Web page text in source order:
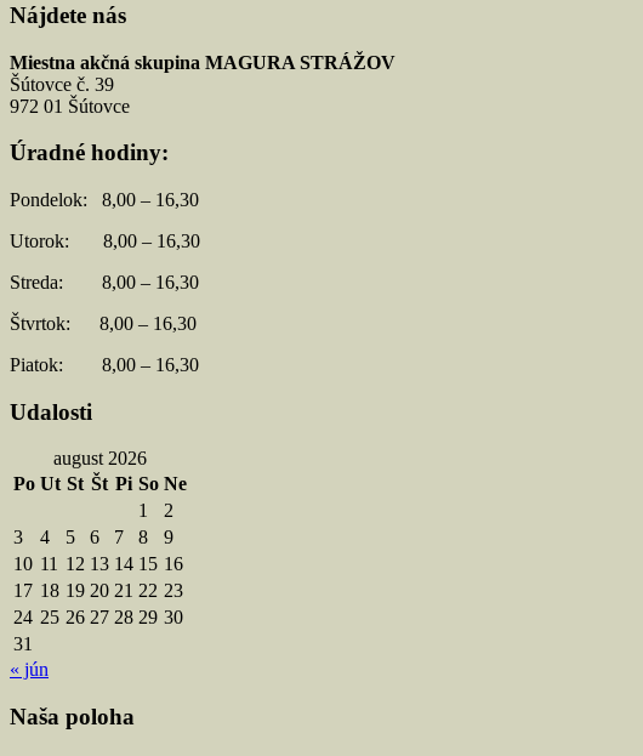
Nájdete nás
Miestna akčná skupina MAGURA STRÁŽOV
Šútovce č. 39
972 01 Šútovce
Úradné hodiny:
Pondelok: 8,00 – 16,30
Utorok: 8,00 – 16,30
Streda: 8,00 – 16,30
Štvrtok: 8,00 – 16,30
Piatok: 8,00 – 16,30
Udalosti
august 2026
Po Ut St Št Pi So Ne
1
2
3
4 5 6 7 8
9
10 11 12 13 14 15 16
17 18 19 20 21 22 23
24 25 26 27 28 29 30
31
« jún
Naša poloha